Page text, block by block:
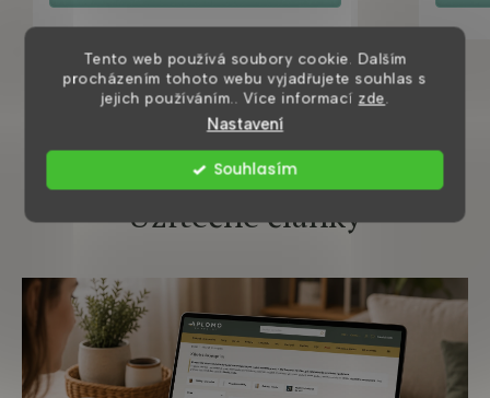
Tento web používá soubory cookie. Dalším
procházením tohoto webu vyjadřujete souhlas s
jejich používáním.. Více informací zde.
Nastavení
Souhlasím
Užitečné články